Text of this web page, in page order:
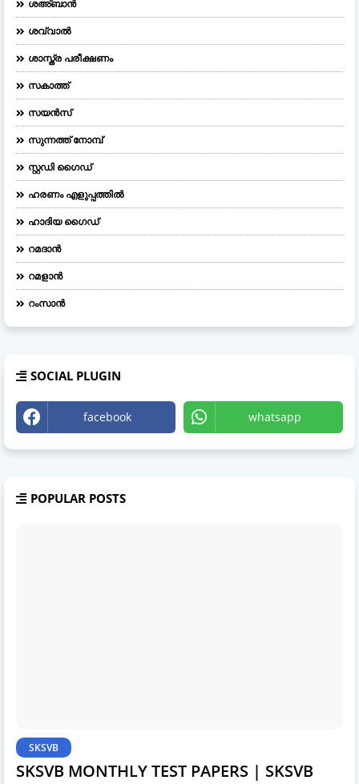
ശഅ്ബാൻ
ശവ്വാൽ
ശാസ്ത്ര പരീക്ഷണം
സകാത്ത്
സയൻസ്
സുന്നത്ത് നോമ്പ്
സ്റ്റഡി ഗൈഡ്
ഹരണം എളുപ്പത്തിൽ
ഹാദിയ ഗൈഡ്
റമദാൻ
റമളാൻ
റംസാൻ
SOCIAL PLUGIN
facebook whatsapp
POPULAR POSTS
SKSVB
SKSVB MONTHLY TEST PAPERS | SKSVB